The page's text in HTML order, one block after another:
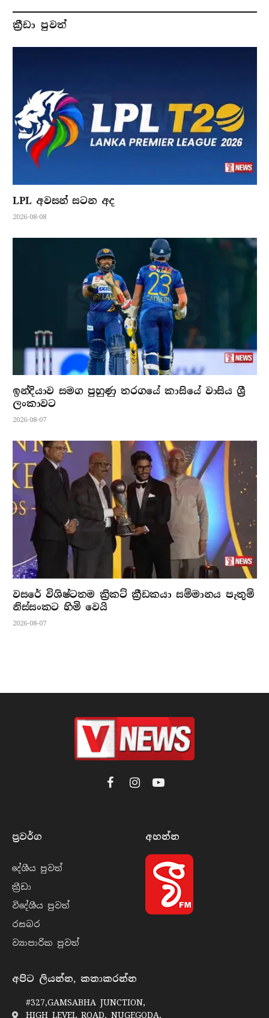
ක්‍රීඩා පුවත්
LPL අවසන් සටන අද
2026-08-08
ඉන්දියාව සමග පුහුණු තරගයේ කාසියේ වාසිය ශ්‍රී
ලංකාවට
2026-08-07
වසරේ විශිෂ්ටතම ක්‍රිකට් ක්‍රීඩකයා සම්මානය පැතුම්
නිස්සංකට හිමි වෙයි
2026-08-07
FacebookInstagramYouTube
ප්‍රවර්​ග
දේශීය පුව​ත්
ක්‍රී​ඩා
විදේශීය පුව​ත්
රසබ​ර
ව්‍යාපාරික පුව​ත්
අහන්​න
අපිට ලියන්න, කතාකරන්න
#327,GAMSABHA JUNCTION,
HIGH LEVEL ROAD, NUGEGODA,